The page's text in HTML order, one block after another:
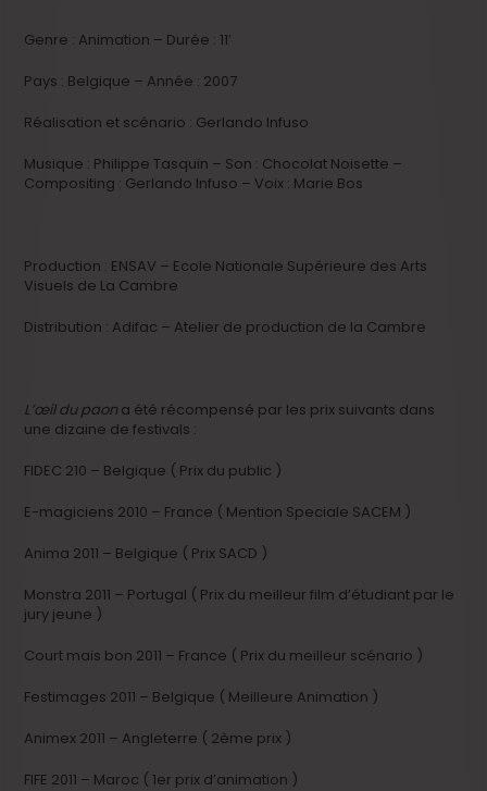
Genre : Animation – Durée : 11’
Pays : Belgique – Année : 2007
Réalisation et scénario : Gerlando Infuso
Musique : Philippe Tasquin – Son : Chocolat Noisette –
Compositing : Gerlando Infuso – Voix : Marie Bos
Production : ENSAV – Ecole Nationale Supérieure des Arts
Visuels de La Cambre
Distribution : Adifac – Atelier de production de la Cambre
L’œil du paon a été récompensé par les prix suivants dans
une dizaine de festivals :
FIDEC 210 – Belgique ( Prix du public )
E-magiciens 2010 – France ( Mention Speciale SACEM )
Anima 2011 – Belgique ( Prix SACD )
Monstra 2011 – Portugal ( Prix du meilleur film d’étudiant par le
jury jeune )
Court mais bon 2011 – France ( Prix du meilleur scénario )
Festimages 2011 – Belgique ( Meilleure Animation )
Animex 2011 – Angleterre ( 2ème prix )
FIFE 2011 – Maroc ( 1er prix d’animation )